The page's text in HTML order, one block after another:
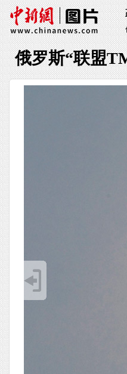
俄罗斯“联盟